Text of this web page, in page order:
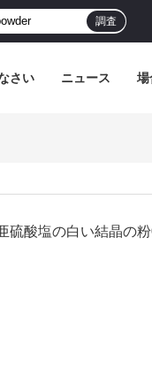
調査
さい ニュース 場
硫酸塩の白い結晶の